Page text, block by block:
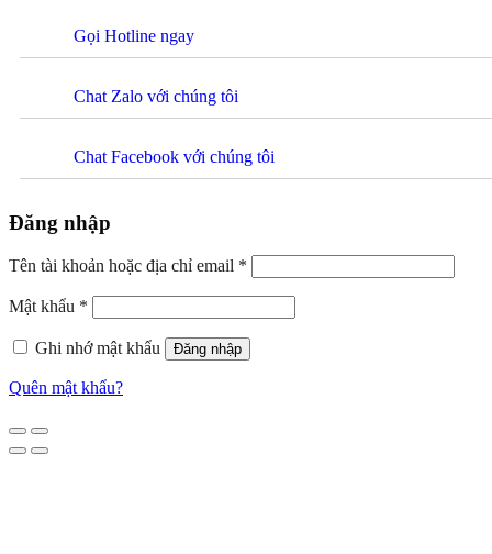
Gọi Hotline ngay
Chat Zalo với chúng tôi
Chat Facebook với chúng tôi
Đăng nhập
Tên tài khoản hoặc địa chỉ email *
Mật khẩu *
Ghi nhớ mật khẩu Đăng nhập
Quên mật khẩu?